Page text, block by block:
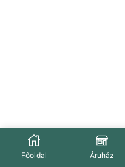
Főoldal Áruház